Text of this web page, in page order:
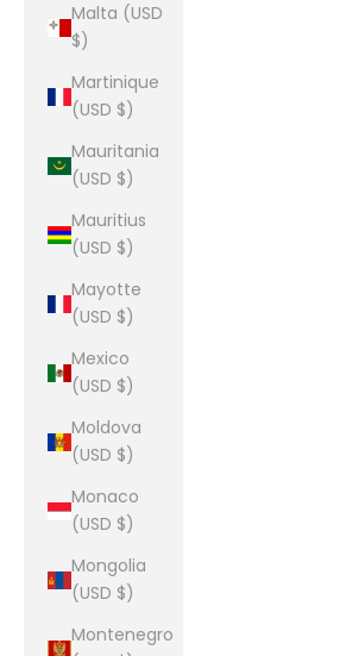
Malta (USD
$)
Martinique
(USD $)
Mauritania
(USD $)
Mauritius
(USD $)
Mayotte
(USD $)
Mexico
(USD $)
Moldova
(USD $)
Monaco
(USD $)
Mongolia
(USD $)
Montenegro